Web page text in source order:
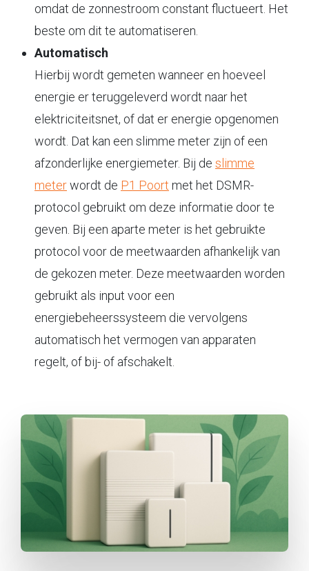
omdat de zonnestroom constant fluctueert. Het
beste om dit te automatiseren.
Automatisch
Hierbij wordt gemeten wanneer en hoeveel
energie er teruggeleverd wordt naar het
elektriciteitsnet, of dat er energie opgenomen
wordt. Dat kan een slimme meter zijn of een
afzonderlijke energiemeter. Bij de slimme
meterwordt de P1 Poort met het DSMR-
protocol gebruikt om deze informatie door te
geven. Bij een aparte meter is het gebruikte
protocol voor de meetwaarden afhankelijk van
de gekozen meter. Deze meetwaarden worden
gebruikt als input voor een
energiebeheerssysteem die vervolgens
automatisch het vermogen van apparaten
regelt, of bij- of afschakelt.